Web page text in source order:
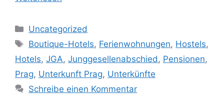
Kategorien
Uncategorized
Schlagwörter
Boutique-Hotels, Ferienwohnungen, Hostels,
Hotels, JGA, Junggesellenabschied, Pensionen,
Prag, Unterkunft Prag, Unterkünfte
Schreibe einen Kommentar